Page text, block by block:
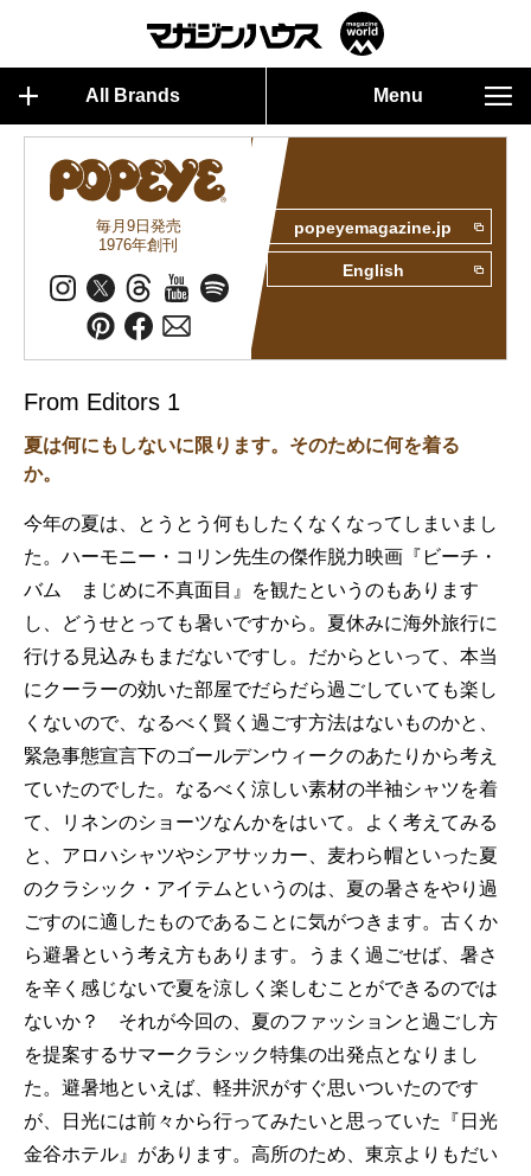
All Brands Menu
毎月9日発売
1976年創刊
popeyemagazine.jp
English
From Editors 1
夏は何にもしないに限ります。そのために何を着る
か。
今年の夏は、とうとう何もしたくなくなってしまいまし
た。ハーモニー・コリン先生の傑作脱力映画『ビーチ・
バム まじめに不真面目』を観たというのもあります
し、どうせとっても暑いですから。夏休みに海外旅行に
行ける見込みもまだないですし。だからといって、本当
にクーラーの効いた部屋でだらだら過ごしていても楽し
くないので、なるべく賢く過ごす方法はないものかと、
緊急事態宣言下のゴールデンウィークのあたりから考え
ていたのでした。なるべく涼しい素材の半袖シャツを着
て、リネンのショーツなんかをはいて。よく考えてみる
と、アロハシャツやシアサッカー、麦わら帽といった夏
のクラシック・アイテムというのは、夏の暑さをやり過
ごすのに適したものであることに気がつきます。古くか
ら避暑という考え方もあります。うまく過ごせば、暑さ
を辛く感じないで夏を涼しく楽しむことができるのでは
ないか？ それが今回の、夏のファッションと過ごし方
を提案するサマークラシック特集の出発点となりまし
た。避暑地といえば、軽井沢がすぐ思いついたのです
が、日光には前々から行ってみたいと思っていた『日光
金谷ホテル』があります。高所のため、東京よりもだい